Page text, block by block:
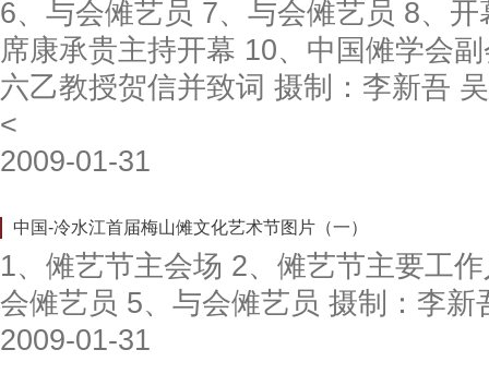
6、与会傩艺员 7、与会傩艺员 8、
席康承贵主持开幕 10、中国傩学会
六乙教授贺信并致词 摄制：李新吾
<
2009-01-31
中国-冷水江首届梅山傩文化艺术节图片（一）
1、傩艺节主会场 2、傩艺节主要工
会傩艺员 5、与会傩艺员 摄制：李
2009-01-31